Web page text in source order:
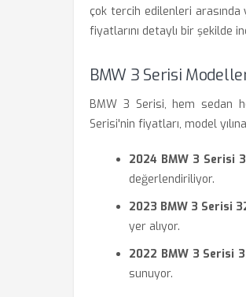
çok tercih edilenleri arasında
fiyatlarını detaylı bir şekilde
BMW 3 Serisi
BMW 3 Serisi, hem sedan
Serisi'nin fiyatları, model
2024 BMW 3 Serisi
değerlendiriliyor.
2023 BMW 3 Serisi
yer alıyor.
2022 BMW 3 Serisi
sunuyor.